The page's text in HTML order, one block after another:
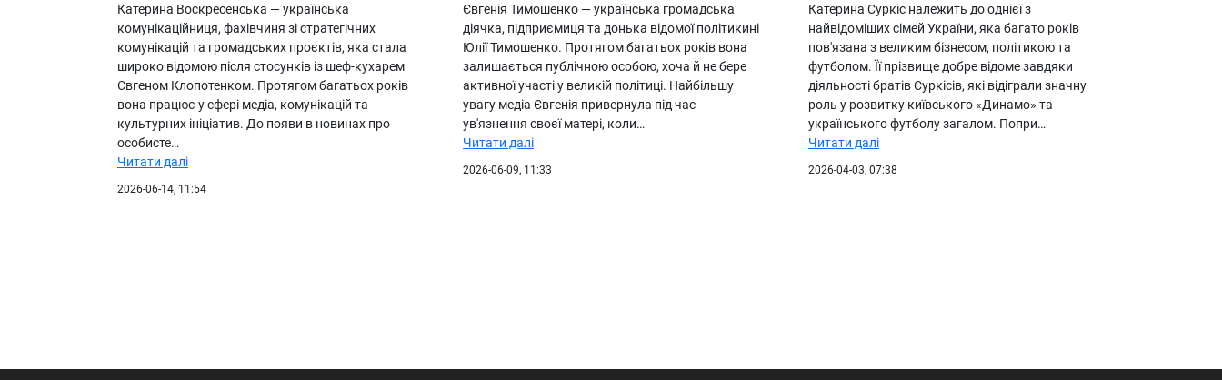
Катерина Воскресенська — українська
комунікаційниця, фахівчиня зі стратегічних
комунікацій та громадських проєктів, яка стала
широко відомою після стосунків із шеф-кухарем
Євгеном Клопотенком. Протягом багатьох років
вона працює у сфері медіа, комунікацій та
культурних ініціатив. До появи в новинах про
особисте…
Читати далі
2026-06-14, 11:54
Євгенія Тимошенко — українська громадська
діячка, підприємиця та донька відомої політикині
Юлії Тимошенко. Протягом багатьох років вона
залишається публічною особою, хоча й не бере
активної участі у великій політиці. Найбільшу
увагу медіа Євгенія привернула під час
ув'язнення своєї матері, коли…
Читати далі
2026-06-09, 11:33
Катерина Суркіс належить до однієї з
найвідоміших сімей України, яка багато років
пов'язана з великим бізнесом, політикою та
футболом. Її прізвище добре відоме завдяки
діяльності братів Суркісів, які відіграли значну
роль у розвитку київського «Динамо» та
українського футболу загалом. Попри…
Читати далі
2026-04-03, 07:38